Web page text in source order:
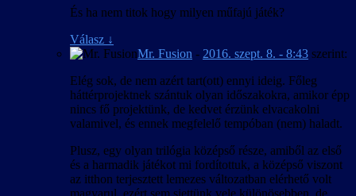
És ha nem titok hogy milyen műfajú játék?
Válasz ↓
Mr. Fusion - 2016. szept. 8. - 8:43 szerint:
Elég sok, de nem azért tart(ott) ennyi ideig. Főleg
háttérprojektnek szántuk olyan időszakokra, amikor épp
nincs fő projektünk, de kedvet érzünk elvacakolni
valamivel, és ennek megfelelő tempóban (nem) haladt.
Plusz, egy olyan trilógia középső része, amiből az első
és a harmadik játékot mi fordítottuk, a középső viszont
az itthon terjesztett lemezes változatban elérhető volt
magyarul, ezért sem siettünk vele különösebben, de